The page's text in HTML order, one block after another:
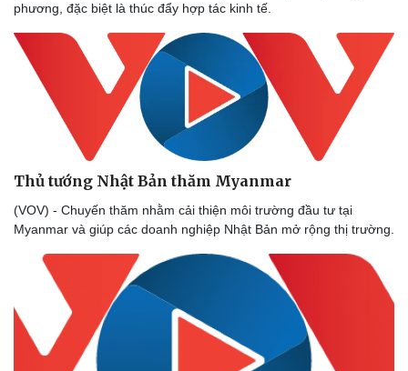
phương, đặc biệt là thúc đẩy hợp tác kinh tế.
Thủ tướng Nhật Bản thăm Myanmar
(VOV) - Chuyến thăm nhằm cải thiện môi trường đầu tư tại
Myanmar và giúp các doanh nghiệp Nhật Bản mở rộng thị trường.